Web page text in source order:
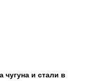
чугуна и стали в